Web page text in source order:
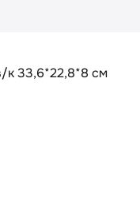
к 33,6*22,8*8 см